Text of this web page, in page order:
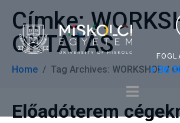
+ 36
Címke:
OKTATÁS
Home Tag Archives: WORKSHOP /
Előadóterem